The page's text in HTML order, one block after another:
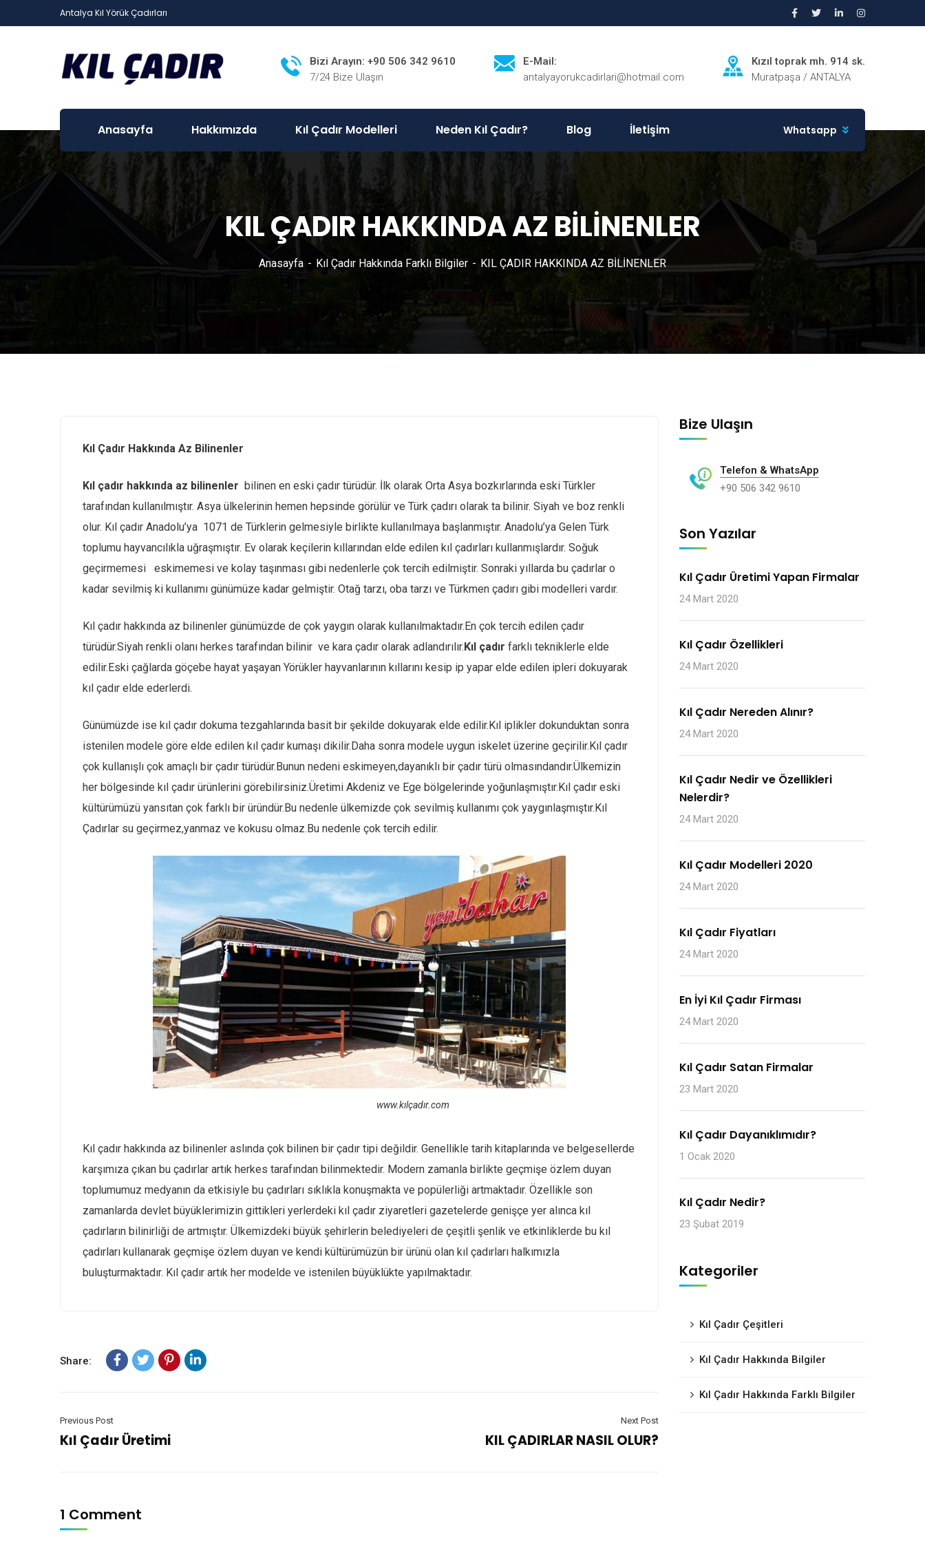
Antalya Kıl Yörük Çadırları
Bizi Arayın: +90 506 342 9610
7/24 Bize Ulaşın
E-Mail:
antalyayorukcadirlari@hotmail.com
Kızıl toprak mh. 914 sk.
Muratpaşa / ANTALYA
Anasayfa Hakkımızda Kıl Çadır Modelleri Neden Kıl Çadır? Blog İletişim Whatsapp
KIL ÇADIR HAKKINDA AZ BİLİNENLER
Anasayfa Kıl Çadır Hakkında Farklı Bilgiler KIL ÇADIR HAKKINDA AZ BİLİNENLER
Kıl Çadır Hakkında Az Bilinenler
Kıl çadır hakkında az bilinenler bilinen en eski çadır türüdür. İlk olarak Orta Asya bozkırlarında eski Türkler
tarafından kullanılmıştır. Asya ülkelerinin hemen hepsinde görülür ve Türk çadırı olarak ta bilinir. Siyah ve boz renkli
olur. Kıl çadır Anadolu’ya 1071 de Türklerin gelmesiyle birlikte kullanılmaya başlanmıştır. Anadolu’ya Gelen Türk
toplumu hayvancılıkla uğraşmıştır. Ev olarak keçilerin kıllarından elde edilen kıl çadırları kullanmışlardır. Soğuk
geçirmemesi eskimemesi ve kolay taşınması gibi nedenlerle çok tercih edilmiştir. Sonraki yıllarda bu çadırlar o
kadar sevilmiş ki kullanımı günümüze kadar gelmiştir. Otağ tarzı, oba tarzı ve Türkmen çadırı gibi modelleri vardır.
Kıl çadır hakkında az bilinenler günümüzde de çok yaygın olarak kullanılmaktadır.En çok tercih edilen çadır
türüdür.Siyah renkli olanı herkes tarafından bilinir ve kara çadır olarak adlandırılır.Kıl çadır farklı tekniklerle elde
edilir.Eski çağlarda göçebe hayat yaşayan Yörükler hayvanlarının kıllarını kesip ip yapar elde edilen ipleri dokuyarak
kıl çadır elde ederlerdi.
Günümüzde ise kıl çadır dokuma tezgahlarında basit bir şekilde dokuyarak elde edilir.Kıl iplikler dokunduktan sonra
istenilen modele göre elde edilen kıl çadır kumaşı dikilir.Daha sonra modele uygun iskelet üzerine geçirilir.Kıl çadır
çok kullanışlı çok amaçlı bir çadır türüdür.Bunun nedeni eskimeyen,dayanıklı bir çadır türü olmasındandır.Ülkemizin
her bölgesinde kıl çadır ürünlerini görebilirsiniz.Üretimi Akdeniz ve Ege bölgelerinde yoğunlaşmıştır.Kıl çadır eski
kültürümüzü yansıtan çok farklı bir üründür.Bu nedenle ülkemizde çok sevilmiş kullanımı çok yaygınlaşmıştır.Kıl
Çadırlar su geçirmez,yanmaz ve kokusu olmaz.Bu nedenle çok tercih edilir.
www.kılçadır.com
Kıl çadır hakkında az bilinenler aslında çok bilinen bir çadır tipi değildir. Genellikle tarih kitaplarında ve belgesellerde
karşımıza çıkan bu çadırlar artık herkes tarafından bilinmektedir. Modern zamanla birlikte geçmişe özlem duyan
toplumumuz medyanın da etkisiyle bu çadırları sıklıkla konuşmakta ve popülerliği artmaktadır. Özellikle son
zamanlarda devlet büyüklerimizin gittikleri yerlerdeki kıl çadır ziyaretleri gazetelerde genişçe yer alınca kıl
çadırların bilinirliği de artmıştır. Ülkemizdeki büyük şehirlerin belediyeleri de çeşitli şenlik ve etkinliklerde bu kıl
çadırları kullanarak geçmişe özlem duyan ve kendi kültürümüzün bir ürünü olan kıl çadırları halkımızla
buluşturmaktadır. Kıl çadır artık her modelde ve istenilen büyüklükte yapılmaktadır.
Share:
Previous Post
Kıl Çadır Üretimi
Next Post
KIL ÇADIRLAR NASIL OLUR?
1 Comment
Bize Ulaşın
Telefon & WhatsApp
+90 506 342 9610
Son Yazılar
Kıl Çadır Üretimi Yapan Firmalar
24 Mart 2020
Kıl Çadır Özellikleri
24 Mart 2020
Kıl Çadır Nereden Alınır?
24 Mart 2020
Kıl Çadır Nedir ve Özellikleri
Nelerdir?
24 Mart 2020
Kıl Çadır Modelleri 2020
24 Mart 2020
Kıl Çadır Fiyatları
24 Mart 2020
En İyi Kıl Çadır Firması
24 Mart 2020
Kıl Çadır Satan Firmalar
23 Mart 2020
Kıl Çadır Dayanıklımıdır?
1 Ocak 2020
Kıl Çadır Nedir?
23 Şubat 2019
Kategoriler
Kıl Çadır Çeşitleri
Kıl Çadır Hakkında Bilgiler
Kıl Çadır Hakkında Farklı Bilgiler